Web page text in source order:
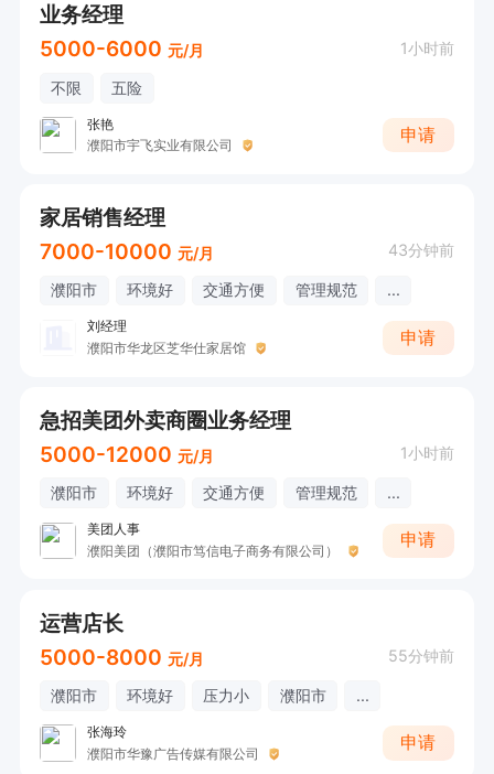
业务经理
5000-6000 元/月 1小时前
不限 五险
张艳
濮阳市宇飞实业有限公司
申请
家居销售经理
7000-10000 元/月 43分钟前
濮阳市 环境好 交通方便 管理规范 ...
刘经理
濮阳市华龙区芝华仕家居馆
申请
急招美团外卖商圈业务经理
5000-12000 元/月 1小时前
濮阳市 环境好 交通方便 管理规范 ...
美团人事
濮阳美团（濮阳市笃信电子商务有限公司）
申请
运营店长
5000-8000 元/月 55分钟前
濮阳市 环境好 压力小 濮阳市 ...
张海玲
濮阳市华豫广告传媒有限公司
申请